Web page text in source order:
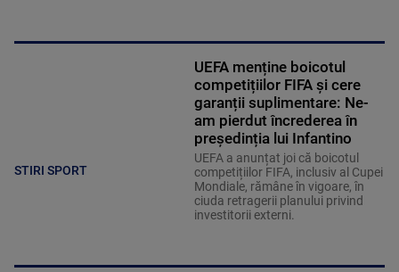
STIRI SPORT
UEFA menține boicotul
competițiilor FIFA și cere
garanții suplimentare: Ne-
am pierdut încrederea în
președinția lui Infantino
UEFA a anunțat joi că boicotul
competițiilor FIFA, inclusiv al Cupei
Mondiale, rămâne în vigoare, în
ciuda retragerii planului privind
investitorii externi.